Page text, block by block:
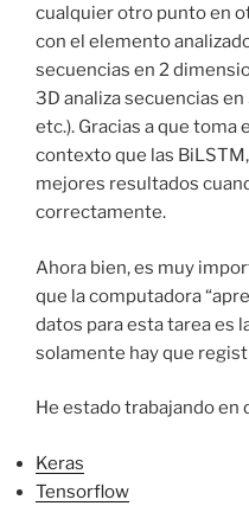
cualquier otro punto en
con el elemento
secuencias en 2
3D analiza secuencias
etc.). Gracias a que toma
contexto que las
mejores resultados
correctamente.
Ahora bien, es muy
que la computadora
datos para esta tarea es
solamente hay que
He estado trabajando en
Keras
Tensorflow